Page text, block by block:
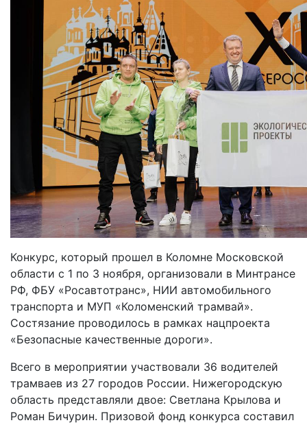
Конкурс, который прошел в Коломне Московской
области с 1 по 3 ноября, организовали в Минтрансе
РФ, ФБУ «Росавтотранс», НИИ автомобильного
транспорта и МУП «Коломенский трамвай».
Состязание проводилось в рамках нацпроекта
«Безопасные качественные дороги».
Всего в мероприятии участвовали 36 водителей
трамваев из 27 городов России. Нижегородскую
область представляли двое: Светлана Крылова и
Роман Бичурин. Призовой фонд конкурса составил